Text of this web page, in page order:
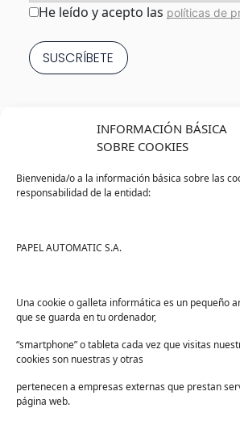
INFORMACIÓN BÁSICA
SOBRE COOKIES
Bienvenida/o a la información básica sobre las
responsabilidad de la entidad:
PAPEL AUTOMATIC S.A.
Una cookie o galleta informática es un pequeño
que se guarda en tu ordenador,
“smartphone” o tableta cada vez que visitas
cookies son nuestras y otras
pertenecen a empresas externas que prestan
página web.
Consentimiento*
He leído y acepto las políticas de
Sanidad
Tienda PAPELMATIC
Lista de deseos
Términos y condiciones
Devoluciones